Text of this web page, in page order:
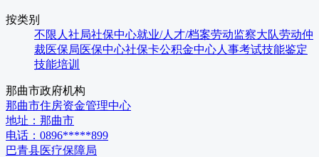
按类别
不限 人社局社保中心就业/人才/档案劳动监察大队劳动仲
裁医保局医保中心社保卡公积金中心人事考试技能鉴定
技能培训
那曲市政府机构
那曲市住房资金管理中心
地址： 那曲市
电话： 0896*****899
巴青县医疗保障局